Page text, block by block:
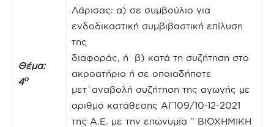
Θέμα:
4ο
Λάρισας: α) σε συμβούλιο για
ενδοδικαστική συμβιβαστική επίλυση
της
διαφοράς, ή β) κατά τη συζήτηση στο
ακροατήριο ή σε οποιαδήποτε
μετ΄αναβολή συζήτηση της αγωγής με
αριθμό κατάθεσης ΑΓ109/10-12-2021
της Α.Ε. με την επωνυμία ” ΒΙΟΧΗΜΙΚΗ